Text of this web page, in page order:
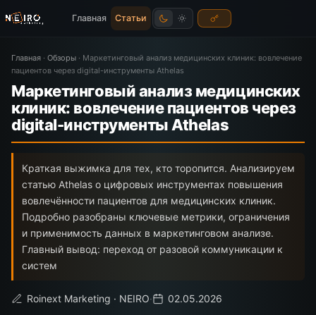
Главная Статьи
Главная · Обзоры · Маркетинговый анализ медицинских клиник: вовлечение
пациентов через digital-инструменты Athelas
Маркетинговый анализ медицинских
клиник: вовлечение пациентов через
digital-инструменты Athelas
Краткая выжимка для тех, кто торопится. Анализируем
статью Athelas о цифровых инструментах повышения
вовлечённости пациентов для медицинских клиник.
Подробно разобраны ключевые метрики, ограничения
и применимость данных в маркетинговом анализе.
Главный вывод: переход от разовой коммуникации к
систем
Roinext Marketing · NEIRO· 02.05.2026